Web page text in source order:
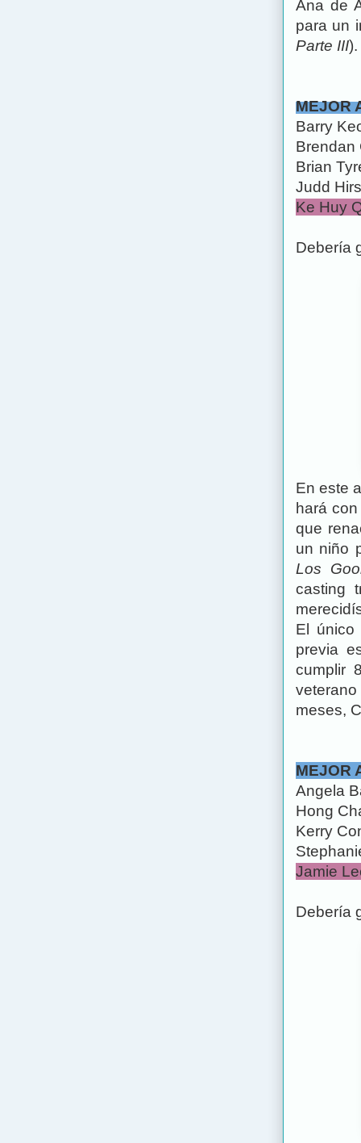
Ana de
para un
Parte III).
MEJOR
Barry
Brendan
Brian
Judd
Ke Huy
Debería
En este
hará
que
un niño
Los
casting
El único
previa
cumplir
meses,
MEJOR
Angela
Hong
Kerry
Jamie
Debería